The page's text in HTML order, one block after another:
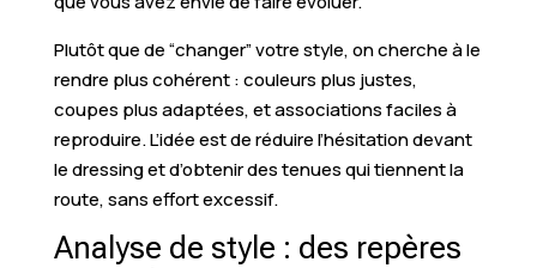
Plutôt que de “changer” votre style, on cherche à le
rendre plus cohérent : couleurs plus justes,
coupes plus adaptées, et associations faciles à
reproduire. L’idée est de réduire l’hésitation devant
le dressing et d’obtenir des tenues qui tiennent la
route, sans effort excessif.
Analyse de style : des repères